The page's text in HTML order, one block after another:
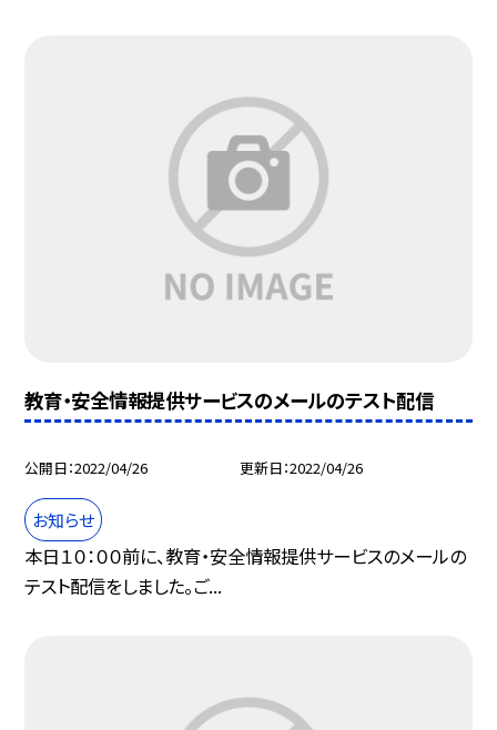
教育・安全情報提供サービスのメールのテスト配信
公開日 2022/04/26 更新日 2022/04/26
お知らせ
本日１０：００前に、教育・安全情報提供サービスのメールの
テスト配信をしました。ご...